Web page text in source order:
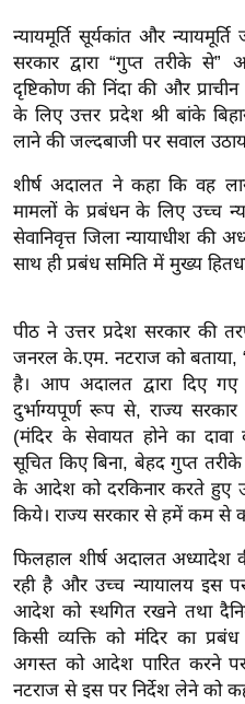
र
मि
सा
ल
बे
मि
सा
ल
ख्सि
य
त
यं
ग
इं
डि
सा
हि
त्य
ज
ग
न्यायमूर्ति सूर्यकांत और
सरकार द्वारा “गुप्त तरीके
दृष्टिकोण की निंदा की और
के लिए उत्तर प्रदेश श्री बांके
लाने की जल्दबाजी पर सवाल
शीर्ष अदालत ने कहा कि वह
मामलों के प्रबंधन के लिए उच्च
सेवानिवृत्त जिला न्यायाधीश की
साथ ही प्रबंध समिति में मुख्य
पीठ ने उत्तर प्रदेश सरकार की
जनरल के.एम. नटराज को बताया,
है। आप अदालत द्वारा दिए
दुर्भाग्यपूर्ण रूप से, राज्य
(मंदिर के सेवायत होने का
सूचित किए बिना, बेहद गुप्त
के आदेश को दरकिनार करते हुए
किये। राज्य सरकार से हमें कम से
फिलहाल शीर्ष अदालत अध्यादेश
रही है और उच्च न्यायालय इस
आदेश को स्थगित रखने तथा
किसी व्यक्ति को मंदिर का
अगस्त को आदेश पारित करने
नटराज से इस पर निर्देश लेने को